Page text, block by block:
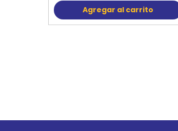
Agregar al carrito